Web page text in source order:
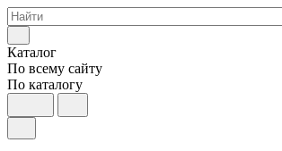
Каталог
По всему сайту
По каталогу